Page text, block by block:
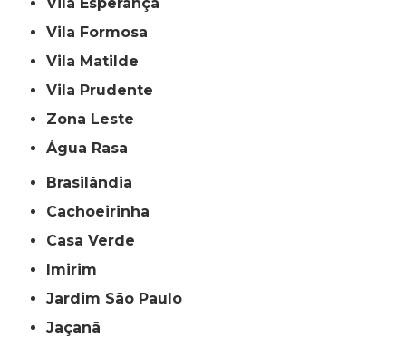
Vila Esperança
Vila Formosa
Vila Matilde
Vila Prudente
Zona Leste
Água Rasa
Brasilândia
Cachoeirinha
Casa Verde
Imirim
Jardim São Paulo
Jaçanã